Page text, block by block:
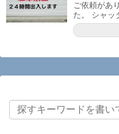
ご依頼があ
た。 シャッ